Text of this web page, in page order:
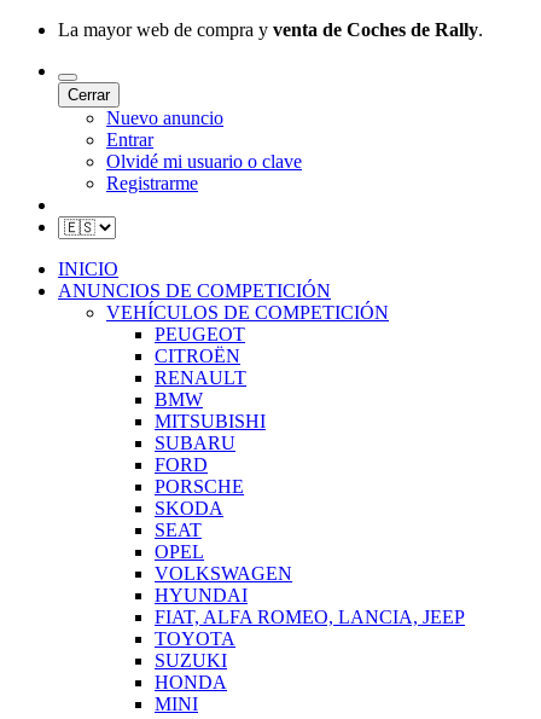
La mayor web de compra y venta de Coches de Rally.
Cerrar
Nuevo anuncio
Entrar
Olvidé mi usuario o clave
Registrarme
INICIO
ANUNCIOS DE COMPETICIÓN
VEHÍCULOS DE COMPETICIÓN
PEUGEOT
CITROËN
RENAULT
BMW
MITSUBISHI
SUBARU
FORD
PORSCHE
SKODA
SEAT
OPEL
VOLKSWAGEN
HYUNDAI
FIAT, ALFA ROMEO, LANCIA, JEEP
TOYOTA
SUZUKI
HONDA
MINI